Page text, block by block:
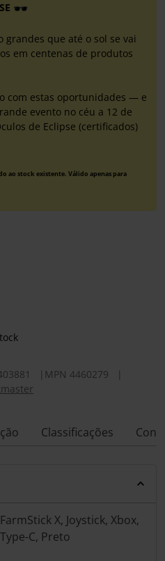
grandes que até o sol se vai
em centenas de produtos
com estas oportunidades — e
evento no céu a 12 de
de Eclipse (certificados)
ao stock existente. Válido apenas para
MPN 4460279
Classificações
X, Joystick, Xbox,
C, Preto